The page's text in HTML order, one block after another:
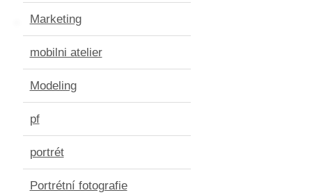
Marketing
mobilni atelier
Modeling
pf
portrét
Portrétní fotografie